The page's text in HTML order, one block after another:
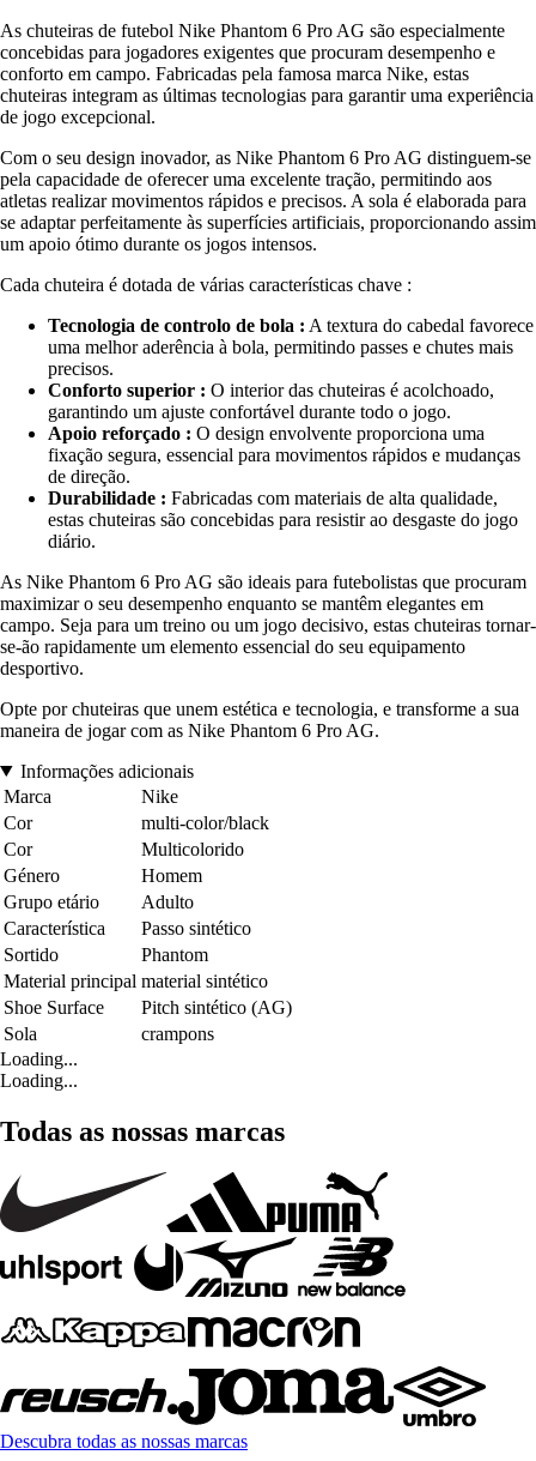
As chuteiras de futebol Nike Phantom 6 Pro AG são especialmente
concebidas para jogadores exigentes que procuram desempenho e
conforto em campo. Fabricadas pela famosa marca Nike, estas
chuteiras integram as últimas tecnologias para garantir uma experiência
de jogo excepcional.
Com o seu design inovador, as Nike Phantom 6 Pro AG distinguem-se
pela capacidade de oferecer uma excelente tração, permitindo aos
atletas realizar movimentos rápidos e precisos. A sola é elaborada para
se adaptar perfeitamente às superfícies artificiais, proporcionando assim
um apoio ótimo durante os jogos intensos.
Cada chuteira é dotada de várias características chave :
Tecnologia de controlo de bola : A textura do cabedal favorece
uma melhor aderência à bola, permitindo passes e chutes mais
precisos.
Conforto superior : O interior das chuteiras é acolchoado,
garantindo um ajuste confortável durante todo o jogo.
Apoio reforçado : O design envolvente proporciona uma
fixação segura, essencial para movimentos rápidos e mudanças
de direção.
Durabilidade : Fabricadas com materiais de alta qualidade,
estas chuteiras são concebidas para resistir ao desgaste do jogo
diário.
As Nike Phantom 6 Pro AG são ideais para futebolistas que procuram
maximizar o seu desempenho enquanto se mantêm elegantes em
campo. Seja para um treino ou um jogo decisivo, estas chuteiras tornar-
se-ão rapidamente um elemento essencial do seu equipamento
desportivo.
Opte por chuteiras que unem estética e tecnologia, e transforme a sua
maneira de jogar com as Nike Phantom 6 Pro AG.
Informações adicionais
Marca
Nike
Cor
multi-color/black
Cor
Multicolorido
Género
Homem
Grupo etário
Adulto
Característica
Passo sintético
Sortido
Phantom
Material principal material sintético
Shoe Surface
Pitch sintético (AG)
Sola
crampons
Loading...
Loading...
Todas as nossas marcas
Descubra todas as nossas marcas